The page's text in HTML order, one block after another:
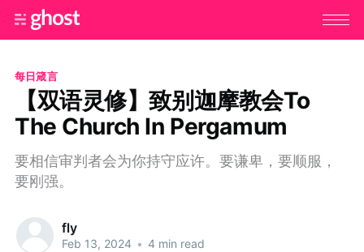
每日箴言
【双语灵修】致别迦摩教会To
The Church In Pergamum
要相信审判者会为你持守应许。要谦卑，要顺服，
要刚强。
fly
Feb 13, 2024 • 4 min read